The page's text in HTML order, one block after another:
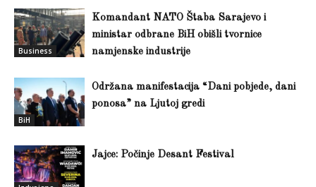
Business
Komandant NATO Štaba Sarajevo i
ministar odbrane BiH obišli tvornice
namjenske industrije
BiH
Održana manifestacija “Dani pobjede, dani
ponosa” na Ljutoj gredi
Jajce: Počinje Desant Festival